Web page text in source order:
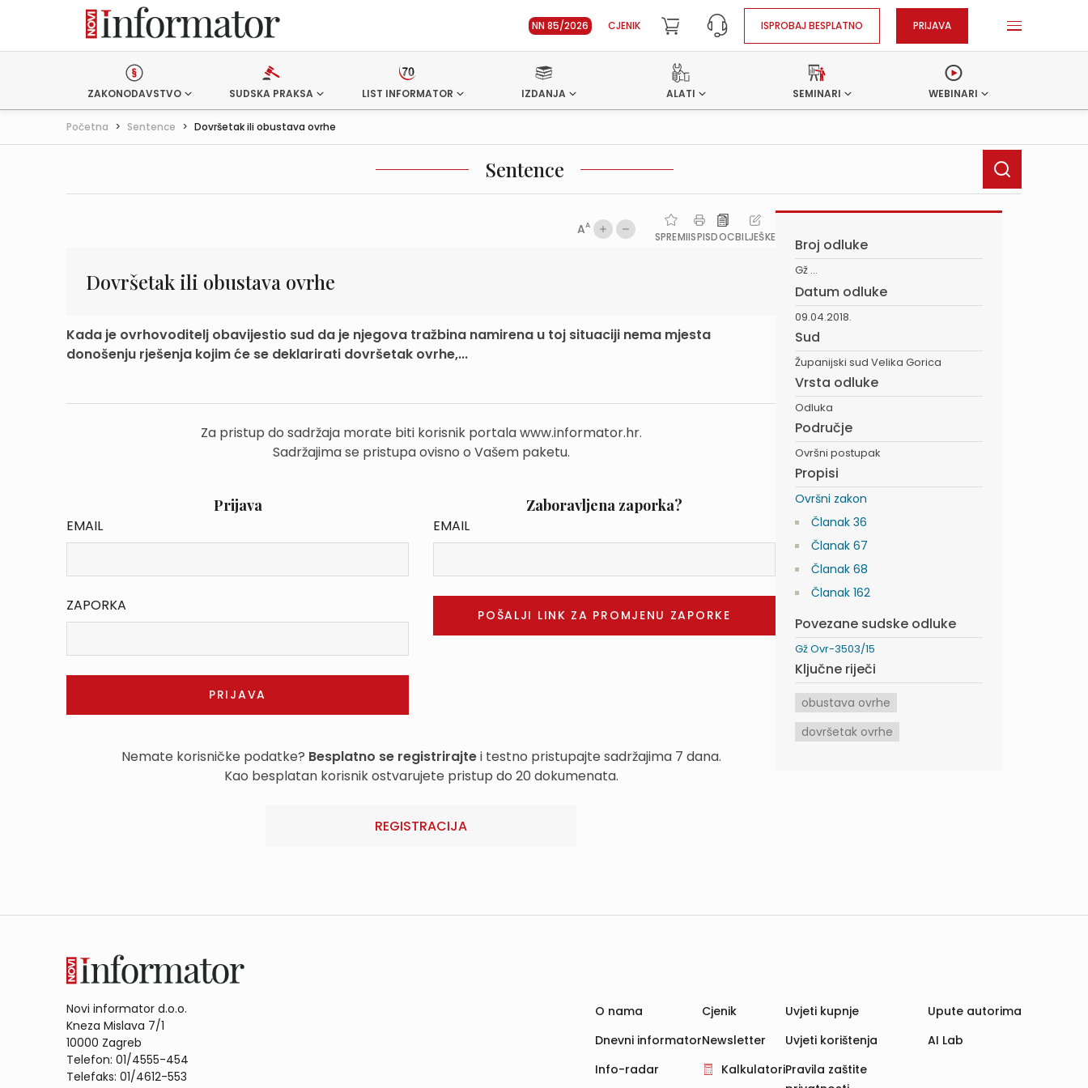
NN 85/2026 CJENIK ISPROBAJ BESPLATNO PRIJAVA
ZAKONODAVSTVO SUDSKA PRAKSA LIST INFORMATOR IZDANJA ALATI SEMINARI WEBINARI
Početna > Sentence > Dovršetak ili obustava ovrhe
Sentence
AA
SPREMIISPISDOCBILJEŠKE
Dovršetak ili obustava ovrhe
Kada je ovrhovoditelj obavijestio sud da je njegova tražbina namirena u toj situaciji nema mjesta
donošenju rješenja kojim će se deklarirati dovršetak ovrhe,...
Za pristup do sadržaja morate biti korisnik portala www.informator.hr.
Sadržajima se pristupa ovisno o Vašem paketu.
Prijava
EMAIL
ZAPORKA
Zaboravljena zaporka?
EMAIL
Nemate korisničke podatke? Besplatno se registrirajtei testno pristupajte sadržajima 7 dana.
Kao besplatan korisnik ostvarujete pristup do 20 dokumenata.
REGISTRACIJA
Broj odluke
Gž ...
Datum odluke
09.04.2018.
Sud
Županijski sud Velika Gorica
Vrsta odluke
Odluka
Područje
Ovršni postupak
Propisi
Ovršni zakon
Članak 36
Članak 67
Članak 68
Članak 162
Povezane sudske odluke
Gž Ovr-3503/15
Ključne riječi
obustava ovrhe
dovršetak ovrhe
Novi informator d.o.o.
Kneza Mislava 7/1
10000 Zagreb
Telefon: 01/4555-454
Telefaks: 01/4612-553
O nama
Dnevni informator
Info-radar
Cjenik
Newsletter
Kalkulatori
Uvjeti kupnje
Uvjeti korištenja
Pravila zaštite
Upute autorima
AI Lab